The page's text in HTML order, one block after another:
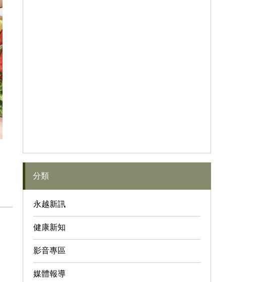
分類
永越新訊
健康新知
影音專區
媒體報導